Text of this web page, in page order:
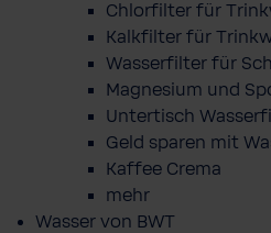
Chlorfilter für
Kalkfilter für
Wasserfilter für
Magnesium und
Untertisch
Geld sparen mit
Kaffee Crema
mehr
Wasser von BWT